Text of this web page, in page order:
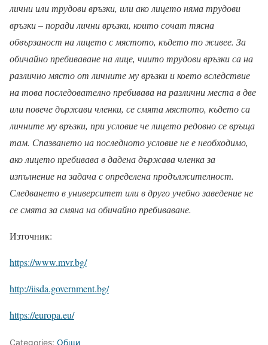
лични или трудови връзки, или ако лицето няма трудови
връзки – поради лични връзки, които сочат тясна
обвързаност на лицето с мястото, където то живее. За
обичайно пребиваване на лице, чиито трудови връзки са на
различно място от личните му връзки и което вследствие
на това последователно пребивава на различни места в две
или повече държави членки, се смята мястото, където са
личните му връзки, при условие че лицето редовно се връща
там. Спазването на последното условие не е необходимо,
ако лицето пребивава в дадена държава членка за
изпълнение на задача с определена продължителност.
Следването в университет или в друго учебно заведение не
се смята за смяна на обичайно пребиваване.
Източник:
https://www.mvr.bg/
http://iisda.government.bg/
https://europa.eu/
Categories: Общи